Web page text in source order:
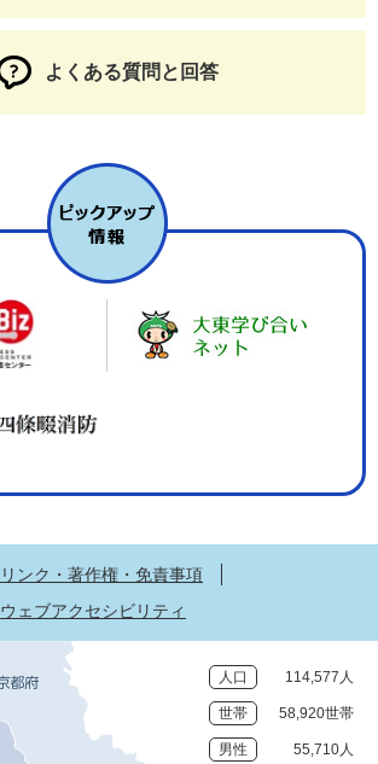
よくある質問と回答
リンク・著作権・免責事項
ウェブアクセシビリティ
人口 114,577人
世帯 58,920世帯
男性 55,710人